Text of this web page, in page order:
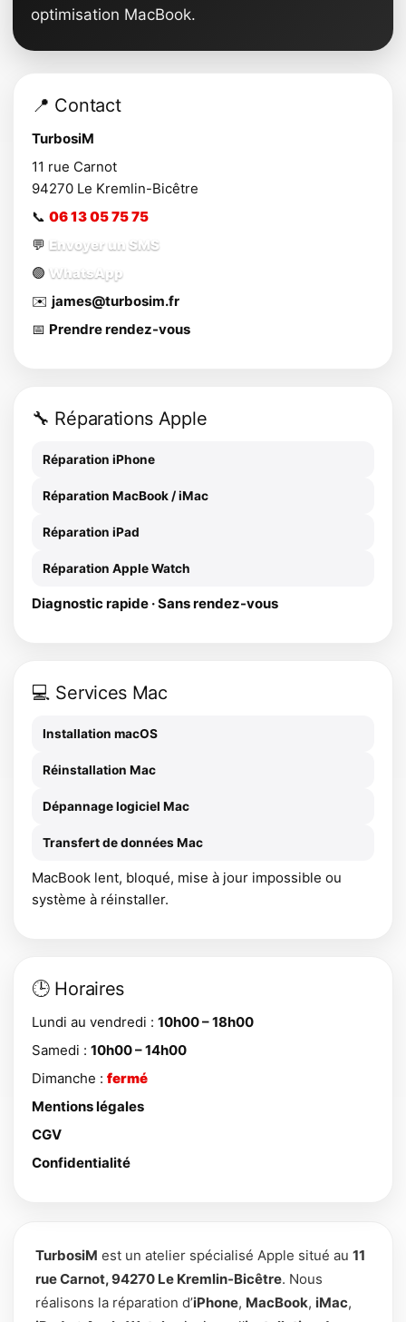
optimisation MacBook.
📍 Contact
TurbosiM
11 rue Carnot
94270 Le Kremlin-Bicêtre
📞 06 13 05 75 75
💬 Envoyer un SMS
🟢 WhatsApp
✉️ james@turbosim.fr
📅 Prendre rendez-vous
🔧 Réparations Apple
Réparation iPhone
Réparation MacBook / iMac
Réparation iPad
Réparation Apple Watch
Diagnostic rapide · Sans rendez-vous
💻 Services Mac
Installation macOS
Réinstallation Mac
Dépannage logiciel Mac
Transfert de données Mac
MacBook lent, bloqué, mise à jour impossible ou
système à réinstaller.
🕒 Horaires
Lundi au vendredi : 10h00 – 18h00
Samedi : 10h00 – 14h00
Dimanche : fermé
Mentions légales
CGV
Confidentialité
TurbosiM est un atelier spécialisé Apple situé au 11
rue Carnot, 94270 Le Kremlin-Bicêtre. Nous
réalisons la réparation d’iPhone, MacBook, iMac,